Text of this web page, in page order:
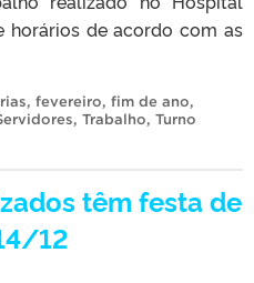
horários de acordo com as
, fevereiro, fim de ano,
, Trabalho, Turno
têm festa de
12